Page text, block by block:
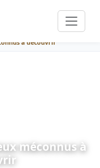
à découvrir
méconnus à